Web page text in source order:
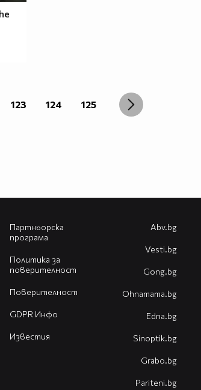
123 124 125
Партньорска
програма
Политика за
поверителност
Поверителност
GDPR Инфо
Известия
Abv.bg
Vesti.bg
Gong.bg
Оhnamama.bg
Edna.bg
Sinoptik.bg
Grabo.bg
Pariteni.bg